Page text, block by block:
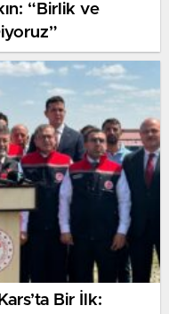
“Birlik ve
Bir İlk: